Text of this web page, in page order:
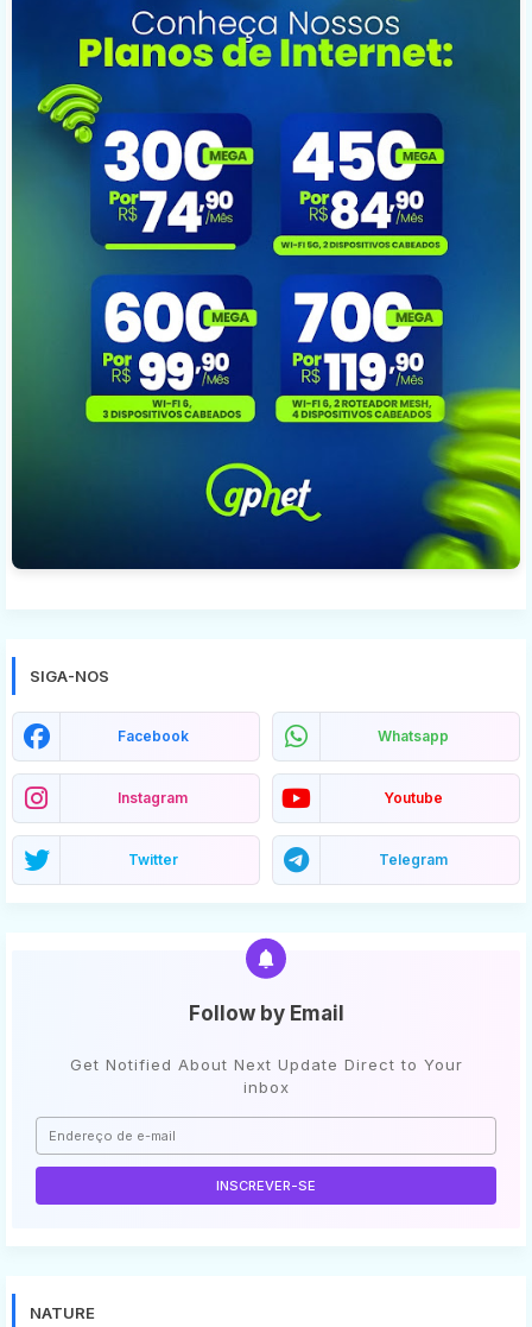
SIGA-NOS
Facebook Whatsapp
Instagram Youtube
Twitter Telegram
Follow by Email
Get Notified About Next Update Direct to Your
inbox
NATURE